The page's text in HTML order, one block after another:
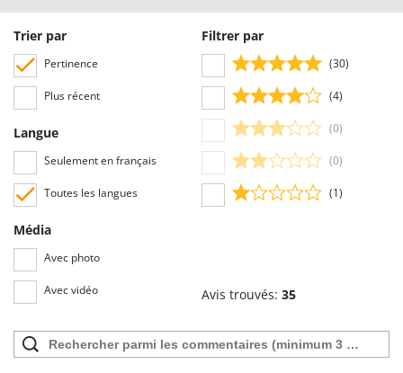
Vesco
Volpi
W
Waldner
Wolf Garten
Wortex
Worx
Y
Z
Zanon
Trier par
Pertinence
Plus récent
Langue
Seulement en français
Toutes les langues
Média
Avec photo
Avec vidéo
Filtrer par
(30)
(4)
(0)
(0)
(1)
Avis trouvés: 35